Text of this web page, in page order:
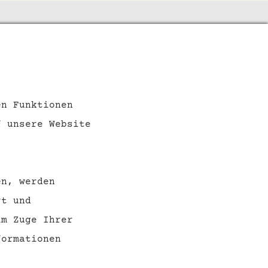
Funktionen
Website
werden
und
Zuge Ihrer